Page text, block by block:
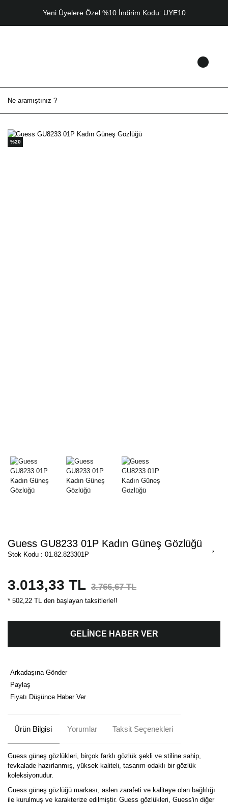
Yeni Üyelere Özel %10 İndirim Kodu: UYE10
%20
Guess GU8233 01P Kadın Güneş Gözlüğü
Stok Kodu : 01.82.823301P
3.013,33 TL 3.766,67 TL
* 502,22 TL den başlayan taksitlerle!!
GELİNCE HABER VER
Arkadaşına Gönder
Paylaş
Fiyatı Düşünce Haber Ver
Ürün Bilgisi Yorumlar Taksit Seçenekleri
Guess güneş gözlükleri, birçok farklı gözlük şekli ve stiline sahip,
fevkalade hazırlanmış, yüksek kaliteli, tasarım odaklı bir gözlük
koleksiyonudur.
Guess güneş gözlüğü markası, aslen zarafeti ve kaliteye olan bağlılığı
ile kurulmuş ve karakterize edilmiştir. Guess gözlükleri, Guess'in diğer